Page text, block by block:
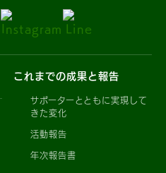
これまでの成果と報告
サポーターとともに実現して
きた変化
活動報告
年次報告書